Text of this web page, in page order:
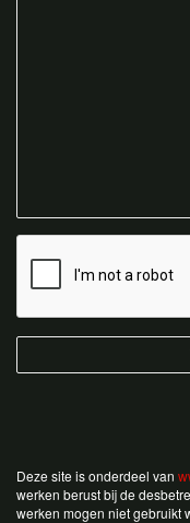
Deze site is onderdeel van
werken berust bij de
werken mogen niet gebruikt